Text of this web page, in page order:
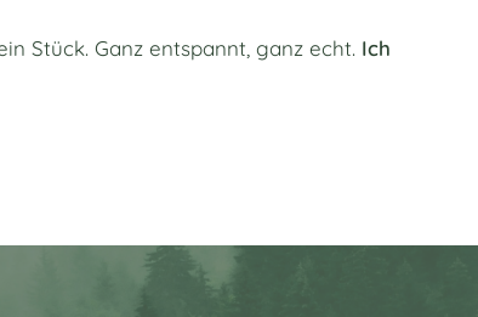
Stück. Ganz entspannt, ganz echt. Ich